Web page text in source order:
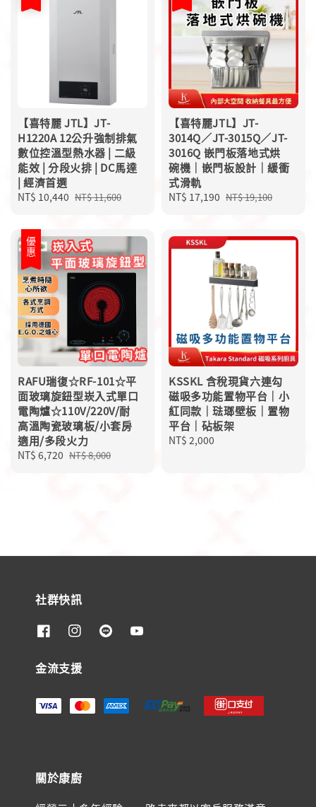
【喜特麗 JTL】JT-
H1220A 12公升強制排氣
數位控溫型熱水器 | 二級
能效 | 分段火排 | DC馬達
| 經濟首選
Sale
NT$ 10,440 Regular
NT$ 11,600
【喜特麗JTL】JT-
3014Q／JT-3015Q／JT-
3016Q 嵌門板落地式烘
碗機｜嵌門板設計｜緩衝
式滑軌
Sale
NT$ 17,190 Regular
NT$ 19,100
優惠
RAFU瑞復☆RF-101☆平
面玻璃旋鈕型崁入式單口
電陶爐☆110V/220V/耐
高溫陶瓷玻璃板/小套房
適用/多段火力
Sale
NT$ 6,720 Regular
NT$ 8,000
KSSKL 含稅現貨六連勾
磁吸多功能置物平台｜小
紅同款｜琺瑯壁板｜置物
平台｜砧板架
Regular
NT$ 2,000
社群快訊
金流支援
關於康廚